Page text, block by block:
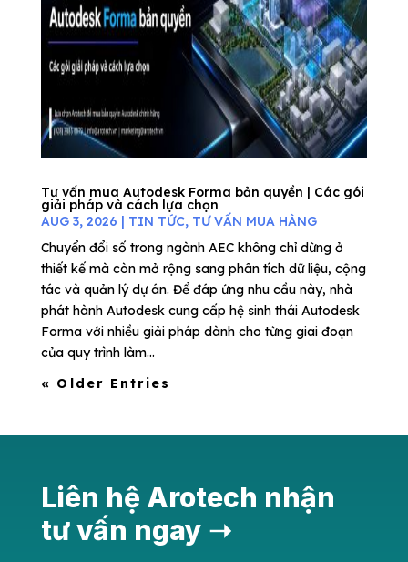
Tư vấn mua Autodesk Forma bản quyền | Các gói
giải pháp và cách lựa chọn
AUG 3, 2026 | TIN TỨC, TƯ VẤN MUA HÀNG
Chuyển đổi số trong ngành AEC không chỉ dừng ở
thiết kế mà còn mở rộng sang phân tích dữ liệu, cộng
tác và quản lý dự án. Để đáp ứng nhu cầu này, nhà
phát hành Autodesk cung cấp hệ sinh thái Autodesk
Forma với nhiều giải pháp dành cho từng giai đoạn
của quy trình làm...
« Older Entries
Liên hệ Arotech nhận
tư vấn ngay ➝